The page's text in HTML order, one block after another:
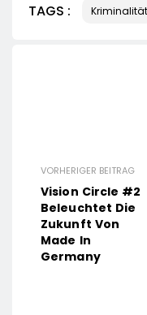
TAGS : Kriminalität
VORHERIGER BEITRAG
Vision Circle #2
Beleuchtet Die
Zukunft Von
Made In
Germany